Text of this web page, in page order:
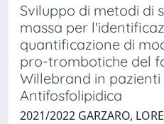
Sviluppo di metodi di
massa per
quantificazione di
pro-trombotiche del
Willebrand in
Antifosfolipidica
2021/2022 GARZARO,